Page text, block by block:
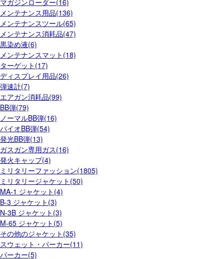
マガジンローダー(16)
メンテナンス用品(136)
メンテナンスツール(65)
メンテナンス消耗品(47)
黒染め液(6)
メンテナンスマット(18)
ターゲット(17)
ディスプレイ用品(26)
弾速計(7)
エアガン消耗品(99)
BB弾(79)
ノーマルBB弾(16)
バイオBB弾(54)
発光BB弾(13)
ガスガン専用ガス(16)
発火キャップ(4)
ミリタリーファッション(1805)
ミリタリージャケット(50)
MA-1 ジャケット(4)
B-3 ジャケット(3)
N-3B ジャケット(3)
M-65 ジャケット(5)
その他のジャケット(35)
スウェット・パーカー(11)
パーカー(5)